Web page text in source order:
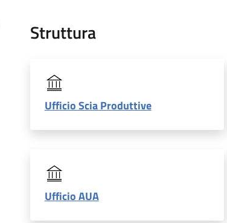
Struttura
Ufficio Scia Produttive
Ufficio AUA